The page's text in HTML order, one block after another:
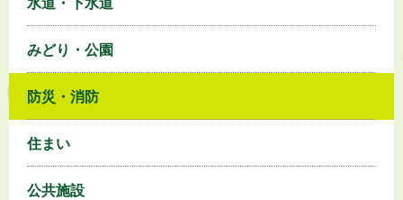
水道・下水道
みどり・公園
防災・消防
住まい
公共施設